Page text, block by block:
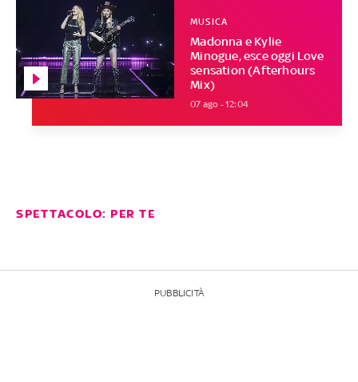
Madonna e Kylie
Minogue, esce oggi Love
sensation (Afterhours
Mix)
MUSICA
07 ago - 12:04
SPETTACOLO: PER TE
PUBBLICITÀ